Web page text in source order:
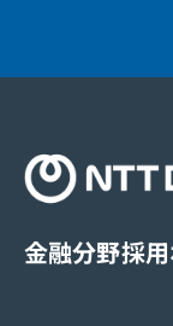
金融分野採